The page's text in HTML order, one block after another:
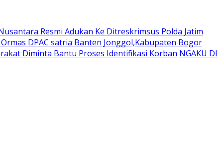
Resmi Adukan Ke Ditreskrimsus Polda Jatim
DPAC satria Banten Jonggol,Kabupaten Bogor
Diminta Bantu Proses Identifikasi Korban NGAKU DI